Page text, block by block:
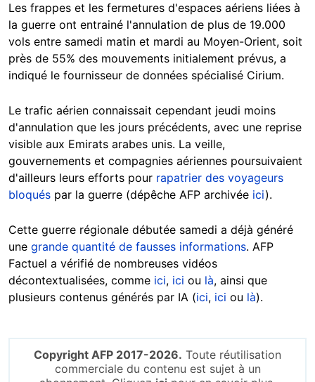
Les frappes et les fermetures d'espaces aériens liées à
la guerre ont entrainé l'annulation de plus de 19.000
vols entre samedi matin et mardi au Moyen-Orient, soit
près de 55% des mouvements initialement prévus, a
indiqué le fournisseur de données spécialisé Cirium.
Le trafic aérien connaissait cependant jeudi moins
d'annulation que les jours précédents, avec une reprise
visible aux Emirats arabes unis. La veille,
gouvernements et compagnies aériennes poursuivaient
d'ailleurs leurs efforts pour rapatrier des voyageurs
bloqués par la guerre (dépêche AFP archivée ici).
Cette guerre régionale débutée samedi a déjà généré
une grande quantité de fausses informations. AFP
Factuel a vérifié de nombreuses vidéos
décontextualisées, comme ici, ici ou là, ainsi que
plusieurs contenus générés par IA (ici, ici ou là).
Copyright AFP 2017-2026. Toute réutilisation
commerciale du contenu est sujet à un